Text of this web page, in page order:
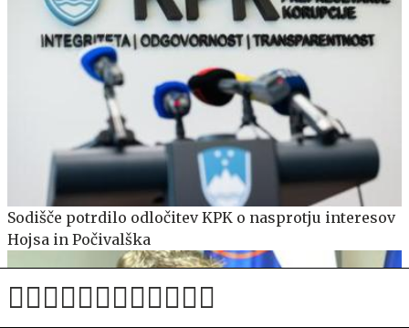
Sodišče potrdilo odločitev KPK o nasprotju interesov
Hojsa in Počivalška